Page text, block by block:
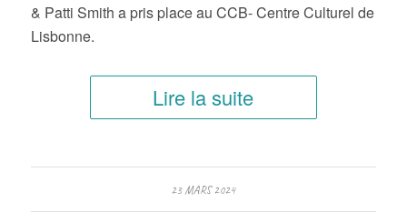
& Patti Smith a pris place au CCB- Centre Culturel de
Lisbonne.
Lire la suite
23 MARS 2024